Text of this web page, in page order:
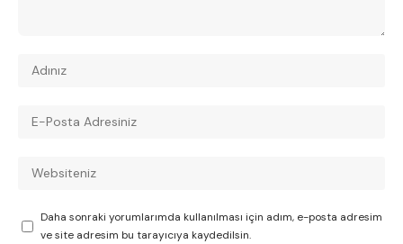
Daha sonraki yorumlarımda kullanılması için adım, e-posta adresim
ve site adresim bu tarayıcıya kaydedilsin.